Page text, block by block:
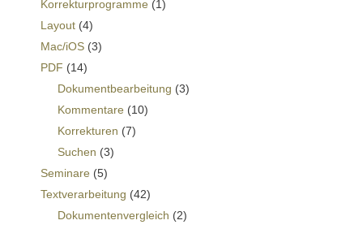
Korrekturprogramme (1)
Layout (4)
Mac/iOS (3)
PDF (14)
Dokumentbearbeitung (3)
Kommentare (10)
Korrekturen (7)
Suchen (3)
Seminare (5)
Textverarbeitung (42)
Dokumentenvergleich (2)